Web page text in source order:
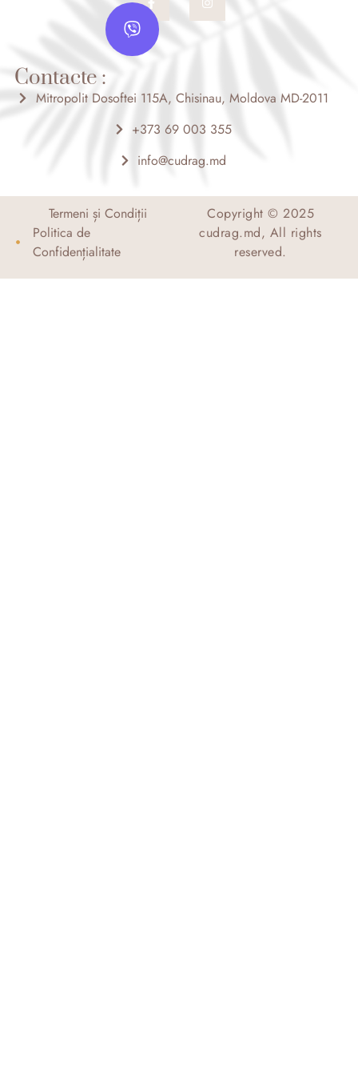
c
b
o
f
s
t
V
i
b
e
Contacte :
Mitropolit Dosoftei 115A, Chisinau, Moldova MD-2011
+373 69 003 355
info@cudrag.md
Termeni și Condiții
Politica de
Confidențialitate
Copyright © 2025
cudrag.md, All rights
reserved.